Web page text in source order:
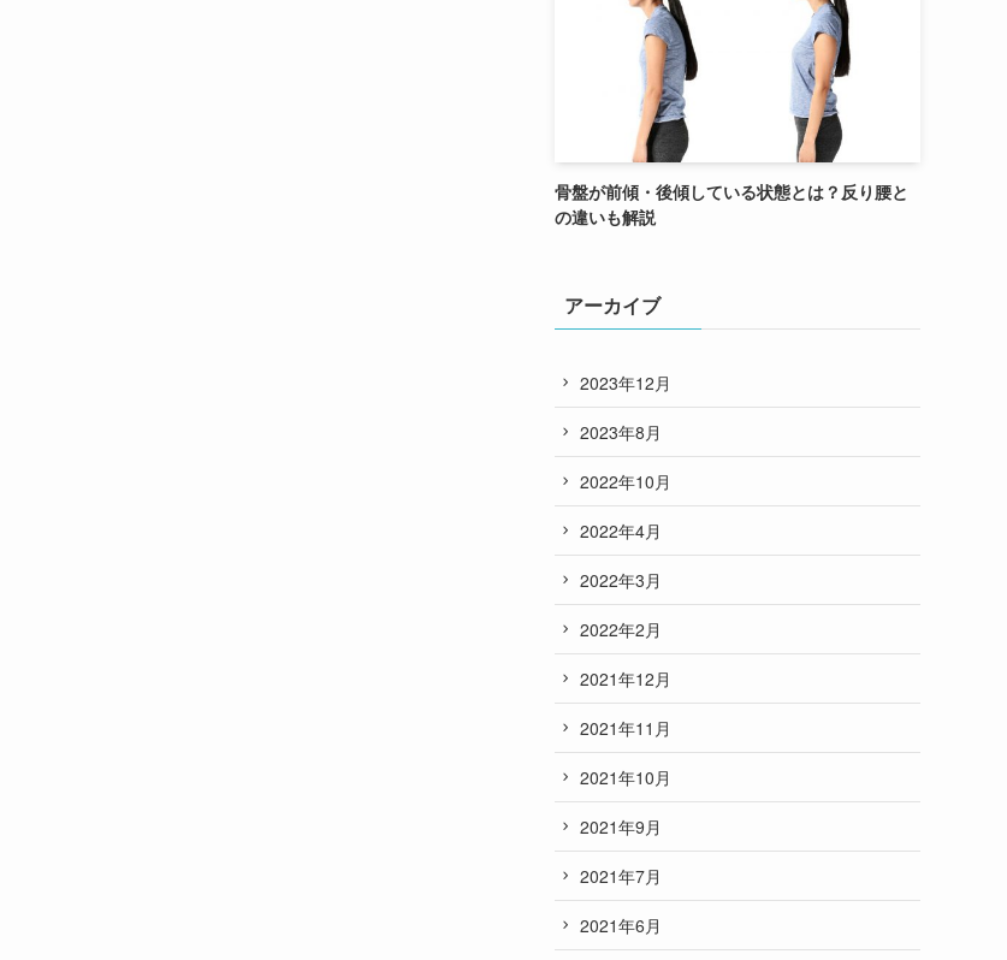
骨盤が前傾・後傾している状態とは？反り腰と
の違いも解説
アーカイブ
2023年12月
2023年8月
2022年10月
2022年4月
2022年3月
2022年2月
2021年12月
2021年11月
2021年10月
2021年9月
2021年7月
2021年6月